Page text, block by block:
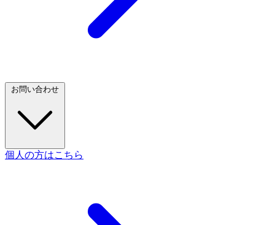
お問い合わせ
個人の方はこちら